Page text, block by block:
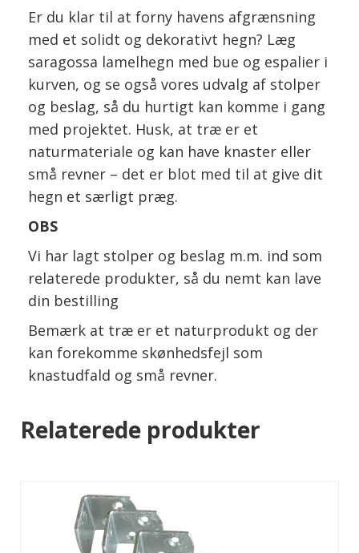
Er du klar til at forny havens afgrænsning
med et solidt og dekorativt hegn? Læg
saragossa lamelhegn med bue og espalier i
kurven, og se også vores udvalg af stolper
og beslag, så du hurtigt kan komme i gang
med projektet. Husk, at træ er et
naturmateriale og kan have knaster eller
små revner – det er blot med til at give dit
hegn et særligt præg.
OBS
Vi har lagt stolper og beslag m.m. ind som
relaterede produkter, så du nemt kan lave
din bestilling
Bemærk at træ er et naturprodukt og der
kan forekomme skønhedsfejl som
knastudfald og små revner.
Relaterede produkter